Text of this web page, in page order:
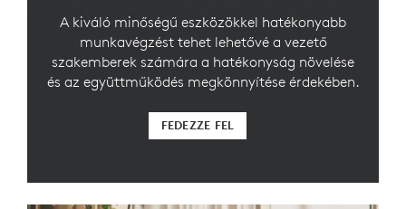
A kiváló minőségű eszközökkel hatékonyabb
munkavégzést tehet lehetővé a vezető
szakemberek számára a hatékonyság növelése
és az együttműködés megkönnyítése érdekében.
FEDEZZE FEL